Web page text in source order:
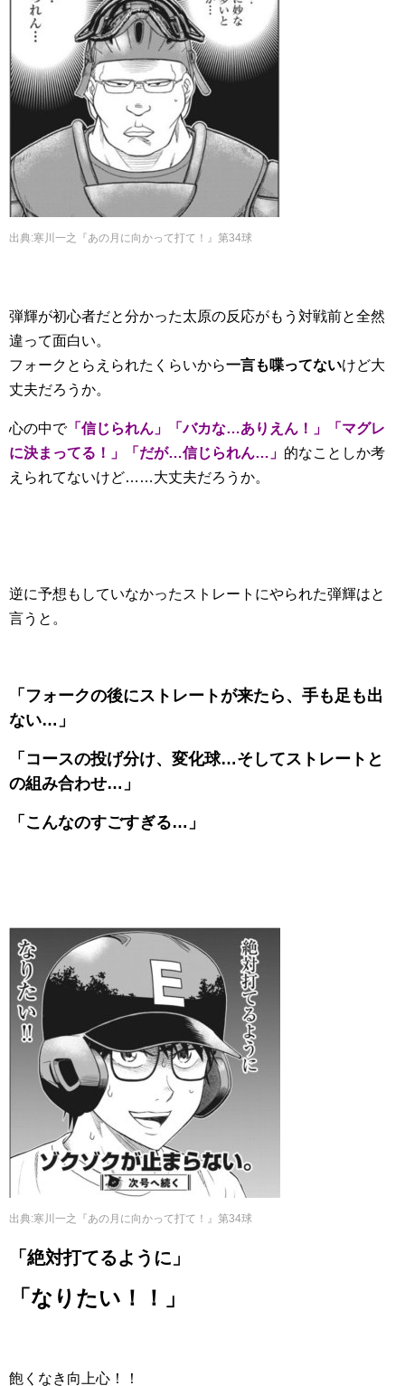
出典:寒川一之『あの月に向かって打て！』第34球
弾輝が初心者だと分かった太原の反応がもう対戦前と全然
違って面白い。
フォークとらえられたくらいから一言も喋ってないけど大
丈夫だろうか。
心の中で「信じられん」「バカな…ありえん！」「マグレ
に決まってる！」「だが…信じられん…」 的なことしか考
えられてないけど……大丈夫だろうか。
逆に予想もしていなかったストレートにやられた弾輝はと
言うと。
「フォークの後にストレートが来たら、手も足も出
ない…」
「コースの投げ分け、変化球…そしてストレートと
の組み合わせ…」
「こんなのすごすぎる…」
出典:寒川一之『あの月に向かって打て！』第34球
「絶対打てるように」
「なりたい！！」
飽くなき向上心！！